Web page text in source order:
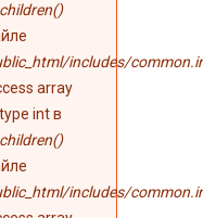
includes/
array
int в
includes/